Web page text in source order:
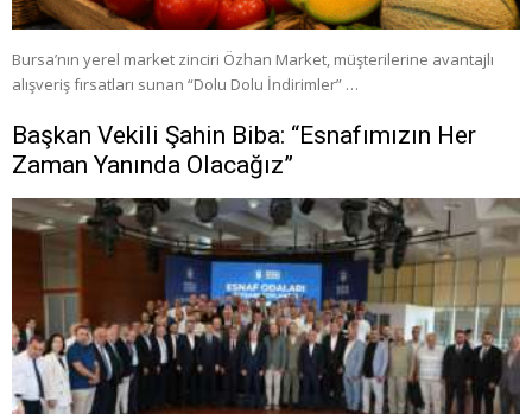
Bursa’nın yerel market zinciri Özhan Market, müşterilerine avantajlı
alışveriş fırsatları sunan “Dolu Dolu İndirimler” …
Başkan Vekili Şahin Biba: “Esnafımızın Her
Zaman Yanında Olacağız”